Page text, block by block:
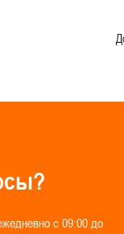
сы?
жедневно с 09:00 до